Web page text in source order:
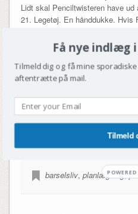
Lidt skal Penciltwisteren have
21. Legetøj. En hånddukke.
23. Og så gik turen til biblioteket
Hey yey, papirstjerner og juleflet.
24. Lys i 100% stearin lyder så
skalen vi er på dette tidspunkt,
Hvad har du i tasken? Og hvor
barselsliv, planlægning,
Få nye indlæg
Tilmeld dig og få mine
aftentrætte på mail.
Tilmeld